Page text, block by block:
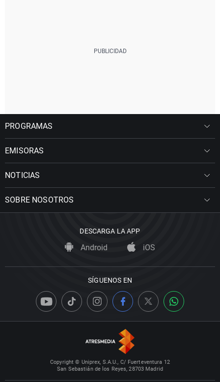
PROGRAMAS
EMISORAS
NOTICIAS
SOBRE NOSOTROS
DESCARGA LA APP
Android iOS
SÍGUENOS EN
Copyright © Uniprex, S.A.U., C/ Fuerteventura 12
San Sebastián de los Reyes, 28703 Madrid